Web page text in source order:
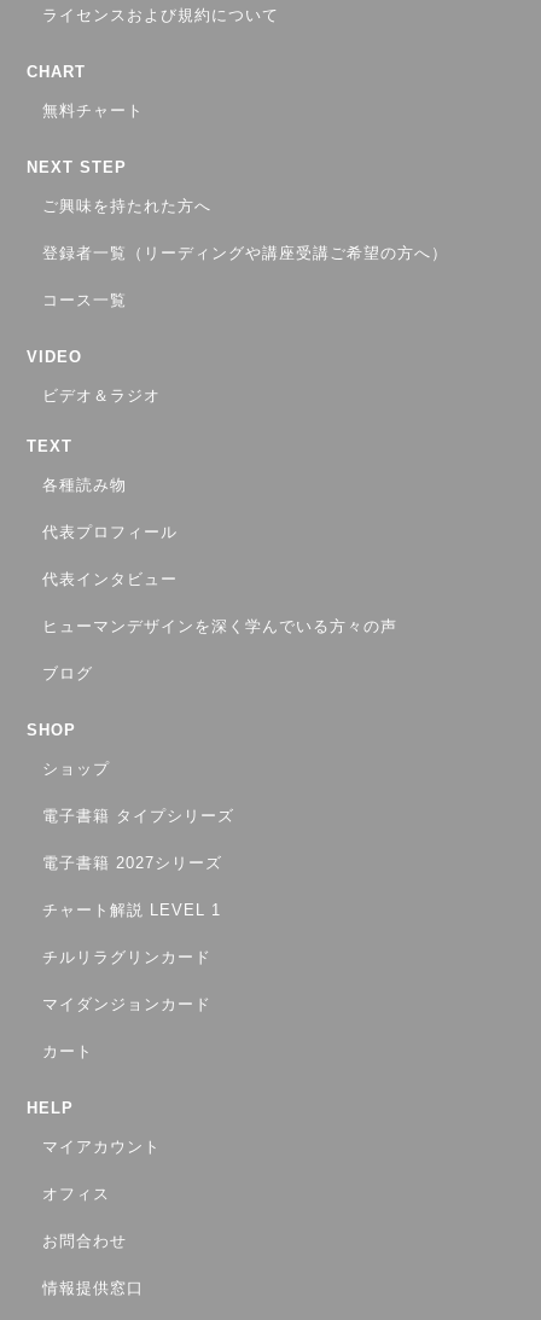
ライセンスおよび規約について
CHART
無料チャート
NEXT STEP
ご興味を持たれた方へ
登録者一覧（リーディングや講座受講ご希望の方へ）
コース一覧
VIDEO
ビデオ＆ラジオ
TEXT
各種読み物
代表プロフィール
代表インタビュー
ヒューマンデザインを深く学んでいる方々の声
ブログ
SHOP
ショップ
電子書籍 タイプシリーズ
電子書籍 2027シリーズ
チャート解説 LEVEL 1
チルリラグリンカード
マイダンジョンカード
カート
HELP
マイアカウント
オフィス
お問合わせ
情報提供窓口